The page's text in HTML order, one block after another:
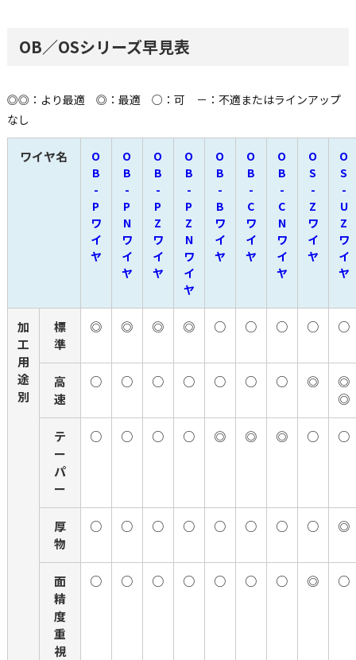
OB／OSシリーズ早見表
◎◎：より最適 ◎：最適 ○：可 －：不適またはラインアップ
なし
ワイヤ名
O
B
-
P
ワ
イ
ヤ
O
B
-
P
N
ワ
イ
ヤ
O
B
-
P
Z
ワ
イ
ヤ
O
B
-
P
Z
N
ワ
イ
ヤ
O
B
-
B
ワ
イ
ヤ
O
B
-
C
ワ
イ
ヤ
O
B
-
C
N
ワ
イ
ヤ
O
S
-
Z
ワ
イ
ヤ
O
S
-
U
Z
ワ
イ
ヤ
加
工
用
途
別
標
準
◎ ◎ ◎ ◎ ○ ○ ○ ○ ○
高
速
○ ○ ○ ○ ○ ○ ○ ◎
◎
◎
テ
ー
パ
ー
○ ○ ○ ○ ◎ ◎ ◎ ○ ○
厚
物
○ ○ ○ ○ ○ ○ ○ ○ ◎
面
精
度
重
視
○ ○ ○ ○ ○ ○ ○ ◎ ○